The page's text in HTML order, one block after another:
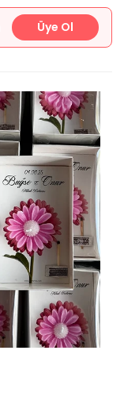
Üye Ol